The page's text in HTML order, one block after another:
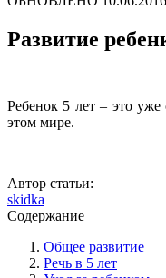
Развитие
Ребенок 5 лет – это уже
этом мире.
Автор статьи:
skidka
Содержание
Общее развитие
Речь в 5 лет